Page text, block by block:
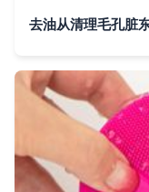
去油从清理毛孔脏